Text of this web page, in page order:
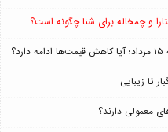
و چمخاله برای شنا چگونه است؟
تا زیبایی
معمولی دارند؟